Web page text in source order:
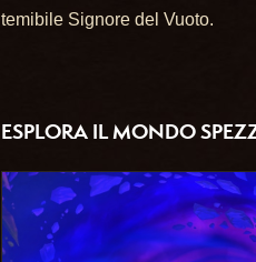
temibile Signore del Vuoto.
ESPLORA IL MONDO